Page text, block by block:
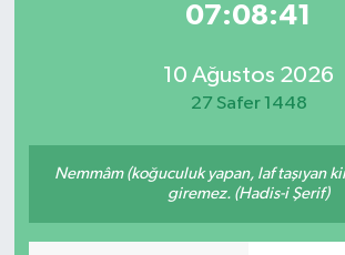
07:08:41
10 Ağustos 2026
27 Safer 1448
Nemmâm (koğuculuk yapan, laf taşıyan
giremez. (Hadis-i Şerif)
Tüm Manşetler
Son Dakika Haberleri